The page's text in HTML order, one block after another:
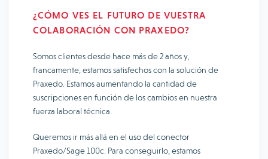
¿CÓMO VES EL FUTURO DE VUESTRA
COLABORACIÓN CON PRAXEDO?
Somos clientes desde hace más de 2 años y,
francamente, estamos satisfechos con la solución de
Praxedo. Estamos aumentando la cantidad de
suscripciones en función de los cambios en nuestra
fuerza laboral técnica.
Queremos ir más allá en el uso del conector
Praxedo/Sage 100c. Para conseguirlo, estamos